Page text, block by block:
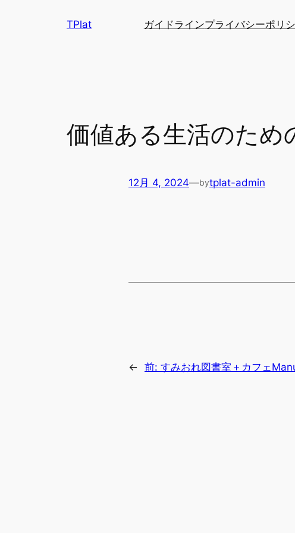
TPlat ガイドラインプライバシーポリ
価値ある生活のため
12月 4, 2024—bytplat-admin
← 前: すみおれ図書室＋カフェ